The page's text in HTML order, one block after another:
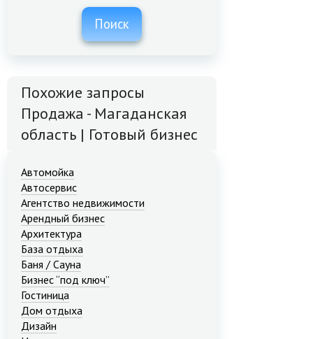
Поиск
Похожие запросы
Продажа - Магаданская
область | Готовый бизнес
Автомойка
Автосервис
Агентство недвижимости
Арендный бизнес
Архитектура
База отдыха
Баня / Сауна
Бизнес “под ключ”
Гостиница
Дом отдыха
Дизайн